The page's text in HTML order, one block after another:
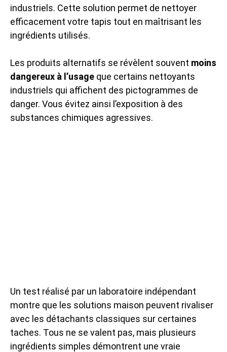
industriels. Cette solution permet de nettoyer
efficacement votre tapis tout en maîtrisant les
ingrédients utilisés.
Les produits alternatifs se révèlent souvent moins
dangereux à l’usage que certains nettoyants
industriels qui affichent des pictogrammes de
danger. Vous évitez ainsi l’exposition à des
substances chimiques agressives.
Un test réalisé par un laboratoire indépendant
montre que les solutions maison peuvent rivaliser
avec les détachants classiques sur certaines
taches. Tous ne se valent pas, mais plusieurs
ingrédients simples démontrent une vraie